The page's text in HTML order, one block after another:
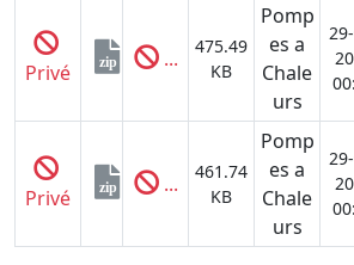
Privé zip ...
475.49
KB
Pomp
es a
Chale
urs
Privé zip ...
461.74
KB
Pomp
es a
Chale
urs